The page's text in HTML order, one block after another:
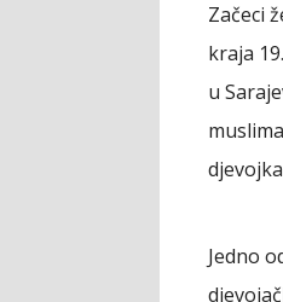
Začeci
kraja
u
Jedno